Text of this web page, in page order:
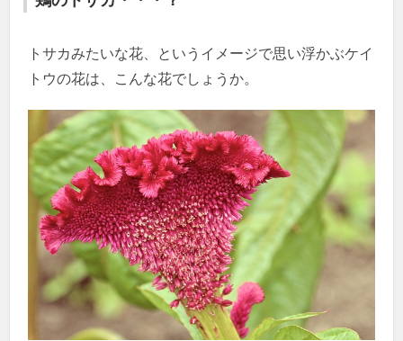
トサカみたいな花、というイメージで思い浮かぶケイ
トウの花は、こんな花でしょうか。